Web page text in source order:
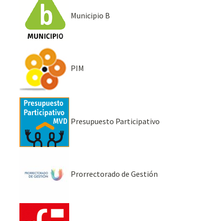
Municipio B
PIM
Presupuesto Participativo
Prorrectorado de Gestión